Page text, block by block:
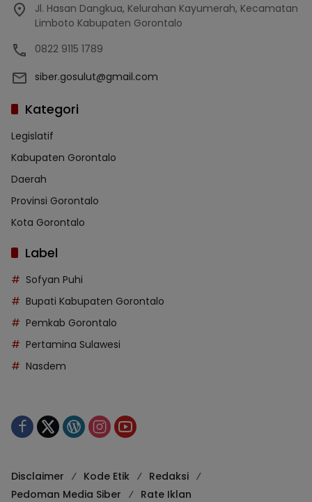
Jl. Hasan Dangkua, Kelurahan Kayumerah, Kecamatan
Limboto Kabupaten Gorontalo
0822 9115 1789
siber.gosulut@gmail.com
Kategori
Legislatif
Kabupaten Gorontalo
Daerah
Provinsi Gorontalo
Kota Gorontalo
Label
Sofyan Puhi
Bupati Kabupaten Gorontalo
Pemkab Gorontalo
Pertamina Sulawesi
Nasdem
Disclaimer Kode Etik
Redaksi
Pedoman Media Siber
Rate Iklan